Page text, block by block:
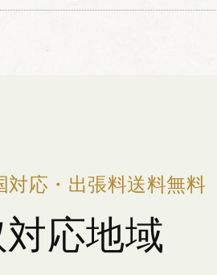
対応・出張料送料無料
対応地域